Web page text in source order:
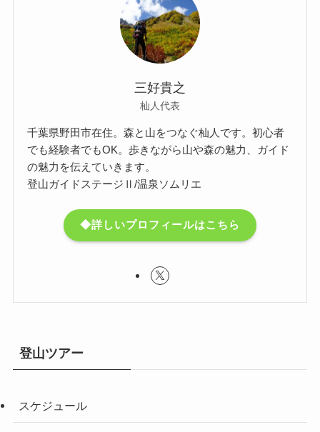
三好貴之
杣人代表
千葉県野田市在住。森と山をつなぐ杣人です。初心者
でも経験者でもOK。歩きながら山や森の魅力、ガイド
の魅力を伝えていきます。
登山ガイドステージⅡ/温泉ソムリエ
◆詳しいプロフィールはこちら
登山ツアー
スケジュール